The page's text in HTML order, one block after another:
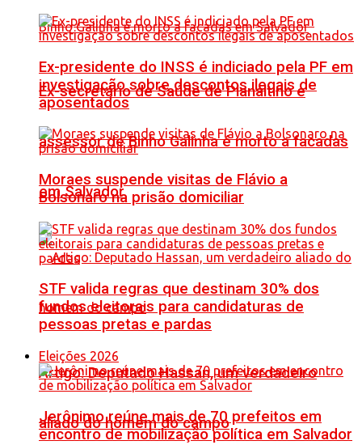
Ex-secretário de Saúde de Planaltino e
assessor de Binho Galinha é morto a facadas
em Salvador
Artigo: Deputado Hassan, um verdadeiro
aliado do homem do campo
Ex-presidente do INSS é indiciado pela PF em
investigação sobre descontos ilegais de
aposentados
Moraes suspende visitas de Flávio a
Bolsonaro na prisão domiciliar
STF valida regras que destinam 30% dos
fundos eleitorais para candidaturas de
pessoas pretas e pardas
Eleições 2026
Jerônimo reúne mais de 70 prefeitos em
encontro de mobilização política em Salvador